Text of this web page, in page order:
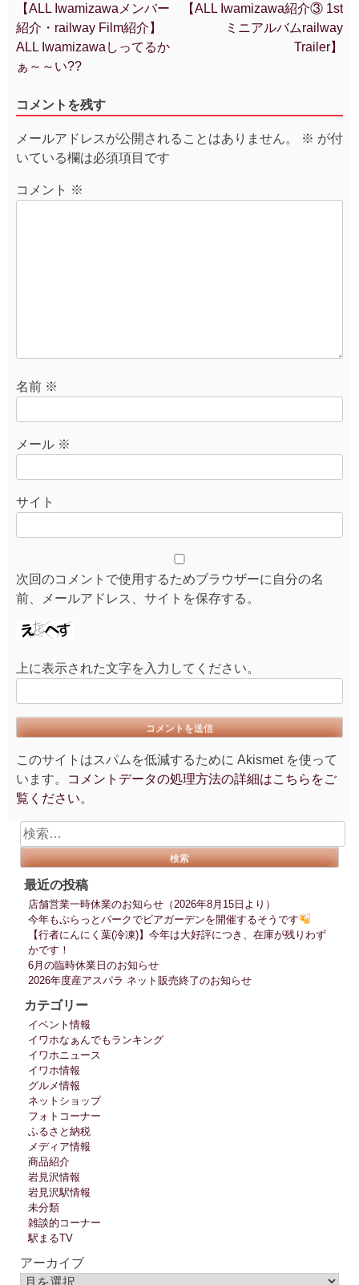
投
稿
ナ
ビ
ー
ョ
ン
【ALL Iwamizawaメンバー
紹介・railway Film紹介】
ALL Iwamizawaしってるか
ぁ～～い??
【ALL Iwamizawa紹介③ 1st
ミニアルバムrailway
Trailer】
コメントを残す
メールアドレスが公開されることはありません。 ※ が付
いている欄は必須項目です
コメント ※
名前 ※
メール ※
サイト
次回のコメントで使用するためブラウザーに自分の名
前、メールアドレス、サイトを保存する。
上に表示された文字を入力してください。
このサイトはスパムを低減するために Akismet を使って
います。
コメントデータの処理方法の詳細はこちらをご
覧ください。
検
索:
最近の投稿
店舗営業一時休業のお知らせ（2026年8月15日より）
今年もぷらっとパークでビアガーデンを開催するそうです
【行者にんにく葉(冷凍)】今年は大好評につき、在庫が残りわず
かです！
6月の臨時休業日のお知らせ
2026年度産アスパラ ネット販売終了のお知らせ
カテゴリー
イベント情報
イワホなぁんでもランキング
イワホニュース
イワホ情報
グルメ情報
ネットショップ
フォトコーナー
ふるさと納税
メディア情報
商品紹介
岩見沢情報
岩見沢駅情報
未分類
雑談的コーナー
駅まるTV
アーカイブ